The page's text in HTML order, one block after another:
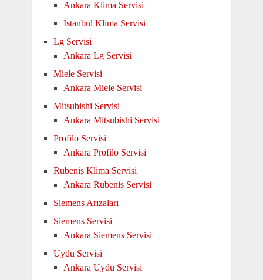
Ankara Klima Servisi
İstanbul Klima Servisi
Lg Servisi
Ankara Lg Servisi
Miele Servisi
Ankara Miele Servisi
Mitsubishi Servisi
Ankara Mitsubishi Servisi
Profilo Servisi
Ankara Profilo Servisi
Rubenis Klima Servisi
Ankara Rubenis Servisi
Siemens Arızaları
Siemens Servisi
Ankara Siemens Servisi
Uydu Servisi
Ankara Uydu Servisi